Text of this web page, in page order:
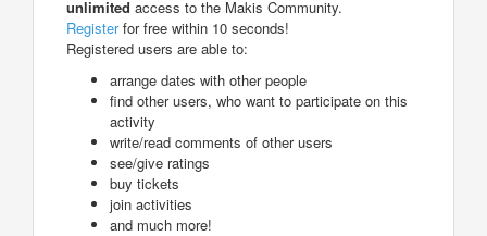
unlimited access to the Makis Community.
Registerfor free within 10 seconds!
Registered users are able to:
arrange dates with other people
find other users, who want to participate on this
activity
write/read comments of other users
see/give ratings
buy tickets
join activities
and much more!